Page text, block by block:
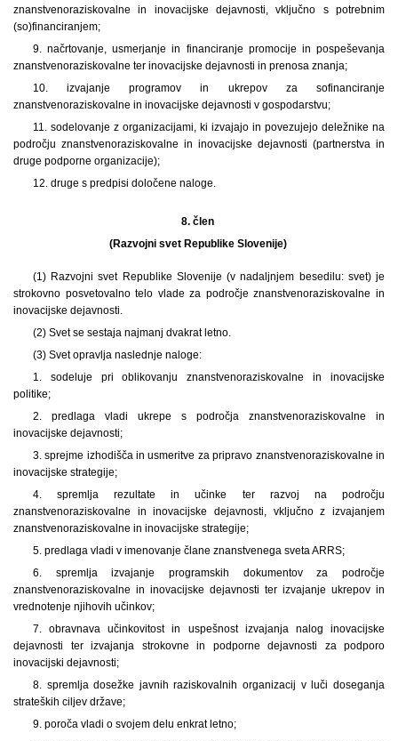
znanstvenoraziskovalne in inovacijske dejavnosti, vključno s potrebnim
(so)financiranjem;
9. načrtovanje, usmerjanje in financiranje promocije in pospeševanja
znanstvenoraziskovalne ter inovacijske dejavnosti in prenosa znanja;
10. izvajanje programov in ukrepov za sofinanciranje
znanstvenoraziskovalne in inovacijske dejavnosti v gospodarstvu;
11. sodelovanje z organizacijami, ki izvajajo in povezujejo deležnike na
področju znanstvenoraziskovalne in inovacijske dejavnosti (partnerstva in
druge podporne organizacije);
12. druge s predpisi določene naloge.
8. člen
(Razvojni svet Republike Slovenije)
(1) Razvojni svet Republike Slovenije (v nadaljnjem besedilu: svet) je
strokovno posvetovalno telo vlade za področje znanstvenoraziskovalne in
inovacijske dejavnosti.
(2) Svet se sestaja najmanj dvakrat letno.
(3) Svet opravlja naslednje naloge:
1. sodeluje pri oblikovanju znanstvenoraziskovalne in inovacijske
politike;
2. predlaga vladi ukrepe s področja znanstvenoraziskovalne in
inovacijske dejavnosti;
3. sprejme izhodišča in usmeritve za pripravo znanstvenoraziskovalne in
inovacijske strategije;
4. spremlja rezultate in učinke ter razvoj na področju
znanstvenoraziskovalne in inovacijske dejavnosti, vključno z izvajanjem
znanstvenoraziskovalne in inovacijske strategije;
5. predlaga vladi v imenovanje člane znanstvenega sveta ARRS;
6. spremlja izvajanje programskih dokumentov za področje
znanstvenoraziskovalne in inovacijske dejavnosti ter izvajanje ukrepov in
vrednotenje njihovih učinkov;
7. obravnava učinkovitost in uspešnost izvajanja nalog inovacijske
dejavnosti ter izvajanja strokovne in podporne dejavnosti za podporo
inovacijski dejavnosti;
8. spremlja dosežke javnih raziskovalnih organizacij v luči doseganja
strateških ciljev države;
9. poroča vladi o svojem delu enkrat letno;